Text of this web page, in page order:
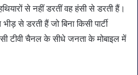
से नहीं डरतीं वह हंसी से डरती हैं।
से डरती हैं जो बिना किसी पार्टी
टीवी चैनल के सीधे जनता के मोबाइल में